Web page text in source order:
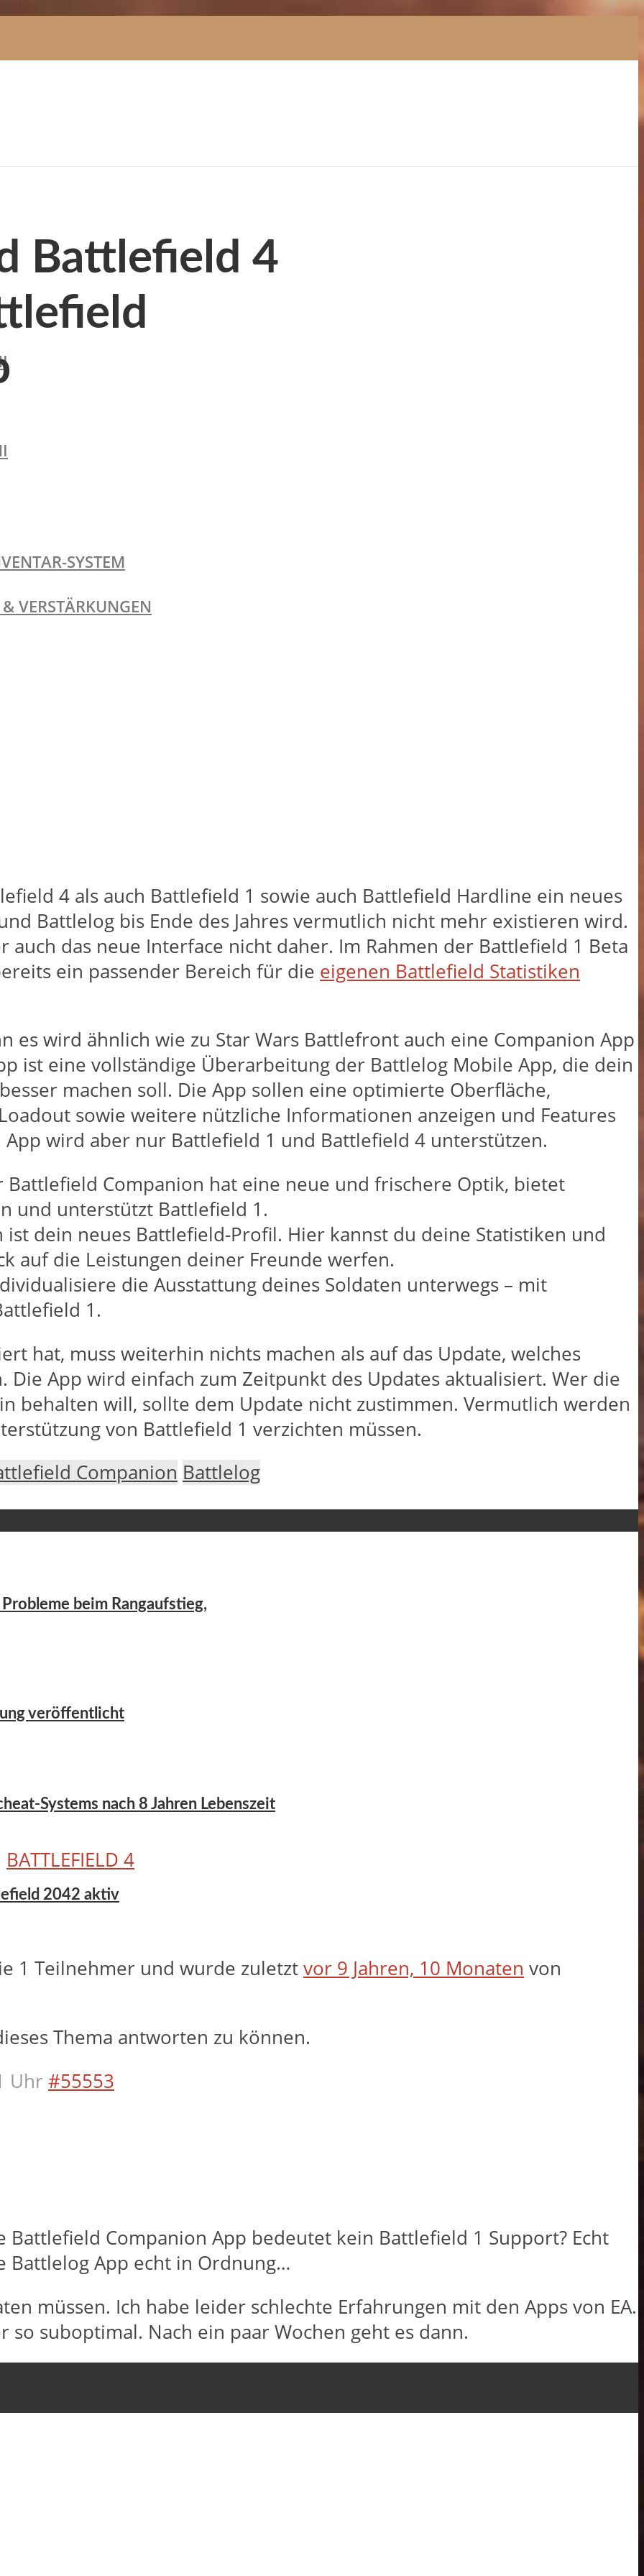
SYSTEM
VERSTÄRKUNGEN
Battlefield 4
4 als auch Battlefield 1 sowie auch Battlefield Hardline ein neues
Battlelog bis Ende des Jahres vermutlich nicht mehr existieren wird.
auch das neue Interface nicht daher. Im Rahmen der Battlefield 1 Beta
ein passender Bereich für die eigenen Battlefield Statistiken
es wird ähnlich wie zu Star Wars Battlefront auch eine Companion App
ist eine vollständige Überarbeitung der Battlelog Mobile App, die dein
machen soll. Die App sollen eine optimierte Oberfläche,
sowie weitere nützliche Informationen anzeigen und Features
wird aber nur Battlefield 1 und Battlefield 4 unterstützen.
Battlefield Companion hat eine neue und frischere Optik, bietet
und unterstützt Battlefield 1.
dein neues Battlefield-Profil. Hier kannst du deine Statistiken und
auf die Leistungen deiner Freunde werfen.
die Ausstattung deines Soldaten unterwegs – mit
1.
hat, muss weiterhin nichts machen als auf das Update, welches
Die App wird einfach zum Zeitpunkt des Updates aktualisiert. Wer die
behalten will, sollte dem Update nicht zustimmen. Vermutlich werden
von Battlefield 1 verzichten müssen.
Companion Battlelog
beim Rangaufstieg,
veröffentlicht
Systems nach 8 Jahren Lebenszeit
BATTLEFIELD 4
2042 aktiv
1 Teilnehmer und wurde zuletzt vor 9 Jahren, 10 Monaten von
Thema antworten zu können.
Uhr #55553
Battlefield Companion App bedeutet kein Battlefield 1 Support? Echt
Battlelog App echt in Ordnung…
müssen. Ich habe leider schlechte Erfahrungen mit den Apps von EA.
so suboptimal. Nach ein paar Wochen geht es dann.